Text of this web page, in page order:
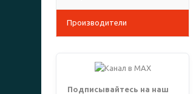
Производители
Подписывайтесь на наш